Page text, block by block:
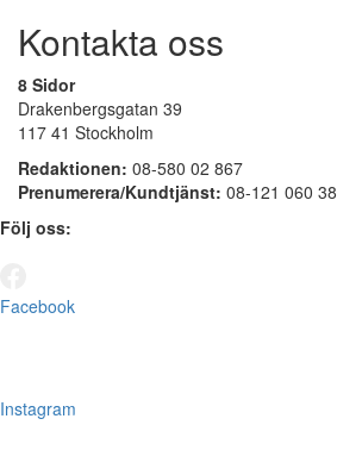
Kontakta oss
8 Sidor
Drakenbergsgatan 39
117 41 Stockholm
Redaktionen: 08-580 02 867
Prenumerera/Kundtjänst: 08-121 060 38
Följ oss:
Facebook
Instagram